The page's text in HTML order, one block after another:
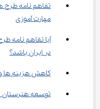
مهارت ‌آموزی
در ایران باشد؟
کاهش هزینه ‌ها و افزایش بهره‌ وری آموزشی
توسعه هنرستان ‌ها و تغییر مسیر تحصیلی دانش ‌آموزان